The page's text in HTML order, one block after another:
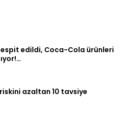
edildi, Coca-Cola ürünleri
azaltan 10 tavsiye